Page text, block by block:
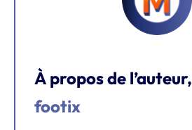
À propos de l’auteur,
footix